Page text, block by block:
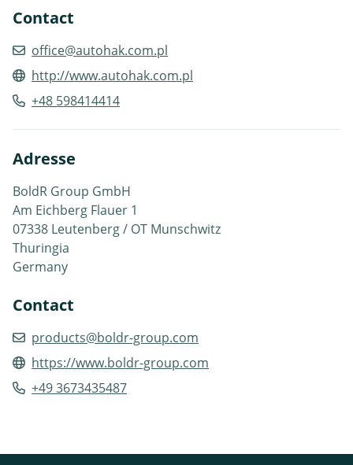
Contact
office@autohak.com.pl
http://www.autohak.com.pl
+48 598414414
Adresse
BoldR Group GmbH
Am Eichberg Flauer 1
07338 Leutenberg / OT Munschwitz
Thuringia
Germany
Contact
products@boldr-group.com
https://www.boldr-group.com
+49 3673435487